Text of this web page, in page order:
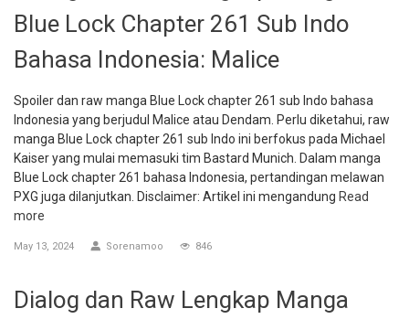
Blue Lock Chapter 261 Sub Indo
Bahasa Indonesia: Malice
Spoiler dan raw manga Blue Lock chapter 261 sub Indo bahasa
Indonesia yang berjudul Malice atau Dendam. Perlu diketahui, raw
manga Blue Lock chapter 261 sub Indo ini berfokus pada Michael
Kaiser yang mulai memasuki tim Bastard Munich. Dalam manga
Blue Lock chapter 261 bahasa Indonesia, pertandingan melawan
PXG juga dilanjutkan. Disclaimer: Artikel ini mengandung Read
more
May 13, 2024 Sorenamoo 846
Dialog dan Raw Lengkap Manga